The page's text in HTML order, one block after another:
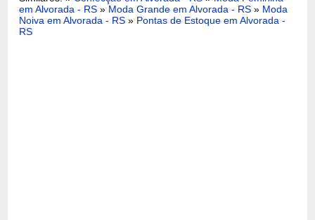
em Alvorada - RS » Moda Grande em Alvorada - RS » Moda
Noiva em Alvorada - RS » Pontas de Estoque em Alvorada -
RS